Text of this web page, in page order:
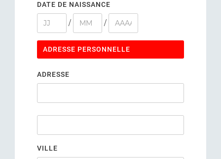
DATE DE NAISSANCE
/ /
ADRESSE PERSONNELLE
ADRESSE
VILLE